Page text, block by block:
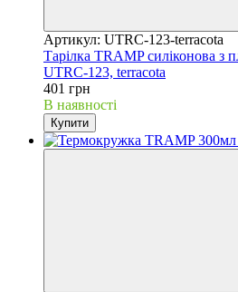
Артикул: UTRC-123-terracota
Тарілка TRAMP силіконова з
UTRC-123, terracota
401 грн
В наявності
Купити